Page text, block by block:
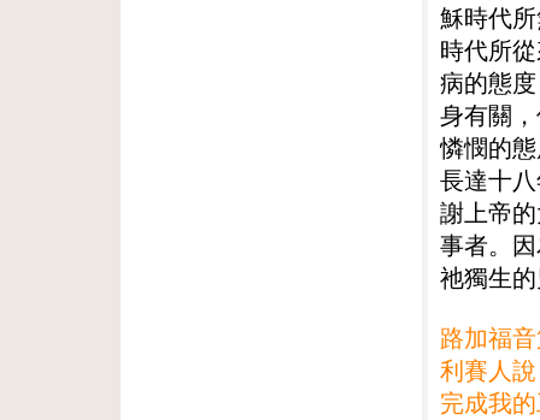
穌時代
時代所
病的態
身有關
憐憫的
長達十
謝上帝
事者。
祂獨生
路加福
利賽人
完成我